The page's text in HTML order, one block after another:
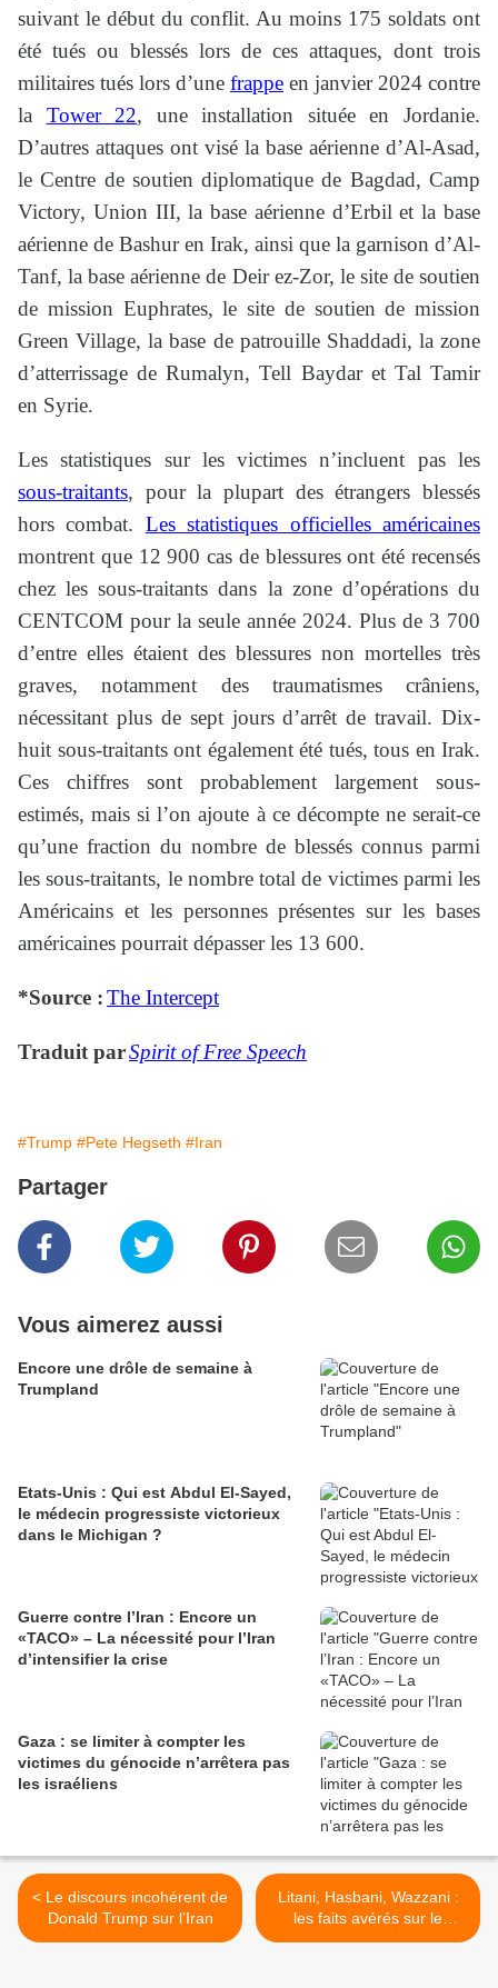
suivant le début du conflit. Au moins 175 soldats ont
été tués ou blessés lors de ces attaques, dont trois
militaires tués lors d’une frappe en janvier 2024 contre
la Tower 22, une installation située en Jordanie.
D’autres attaques ont visé la base aérienne d’Al-Asad,
le Centre de soutien diplomatique de Bagdad, Camp
Victory, Union III, la base aérienne d’Erbil et la base
aérienne de Bashur en Irak, ainsi que la garnison d’Al-
Tanf, la base aérienne de Deir ez-Zor, le site de soutien
de mission Euphrates, le site de soutien de mission
Green Village, la base de patrouille Shaddadi, la zone
d’atterrissage de Rumalyn, Tell Baydar et Tal Tamir
en Syrie.
Les statistiques sur les victimes n’incluent pas les
sous-traitants, pour la plupart des étrangers blessés
hors combat. Les statistiques officielles américaines
montrent que 12 900 cas de blessures ont été recensés
chez les sous-traitants dans la zone d’opérations du
CENTCOM pour la seule année 2024. Plus de 3 700
d’entre elles étaient des blessures non mortelles très
graves, notamment des traumatismes crâniens,
nécessitant plus de sept jours d’arrêt de travail. Dix-
huit sous-traitants ont également été tués, tous en Irak.
Ces chiffres sont probablement largement sous-
estimés, mais si l’on ajoute à ce décompte ne serait-ce
qu’une fraction du nombre de blessés connus parmi
les sous-traitants, le nombre total de victimes parmi les
Américains et les personnes présentes sur les bases
américaines pourrait dépasser les 13 600.
*Source :The Intercept
Traduit parSpirit of Free Speech
#Trump #Pete Hegseth #Iran
Partager
Vous aimerez aussi
Encore une drôle de semaine à
Trumpland
Etats-Unis : Qui est Abdul El-Sayed,
le médecin progressiste victorieux
dans le Michigan ?
Guerre contre l’Iran : Encore un
«TACO» – La nécessité pour l’Iran
d’intensifier la crise
Gaza : se limiter à compter les
victimes du génocide n’arrêtera pas
les israéliens
< Le discours incohérent de
Donald Trump sur l’Iran
Litani, Hasbani, Wazzani :
les faits avérés sur le
détournement des eaux